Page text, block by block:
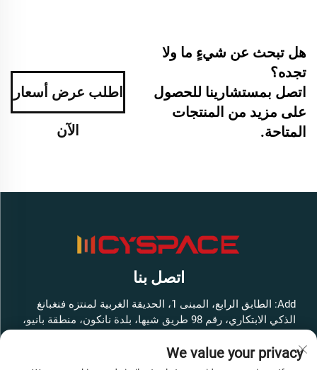
هل تبحث عن شيءٍ ما ولا
تجده؟
اتصل بمستشارينا للحصول
على مزيد من المنتجات
المتاحة.
اطلب عرض أسعار
الآن
اتصل بنا
Add: الطابق الرابع، المبنى 1، الحديقة الغربية لمنتزه فنغبانغ
الذكي الابتكاري، رقم 98 طريق شيها، بلدة نانكون، منطقة بانيو،
هاتف:+86-13316062192
We value your privacy